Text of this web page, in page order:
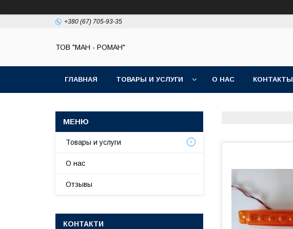
+380 (67) 705-93-35
ТОВ "МАН - РОМАН"
ГЛАВНАЯ ТОВАРЫ И УСЛУГИ О НАС КОНТАКТЫ
Товары и услуги
О нас
Отзывы
КОНТАКТИ